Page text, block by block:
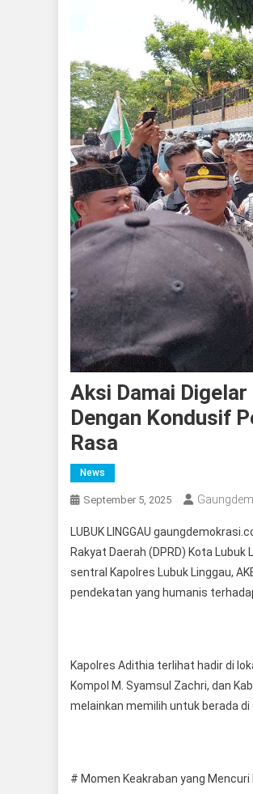
Aksi Damai
Dengan Kondusif
Rasa
News
September 5, 2025
LUBUK LINGGAU
Rakyat Daerah (DPRD) Kota
sentral Kapolres Lubuk Linggau,
pendekatan yang humanis
Kapolres Adithia terlihat hadir di
Kompol M. Syamsul Zachri, dan
melainkan memilih untuk berada
# Momen Keakraban yang